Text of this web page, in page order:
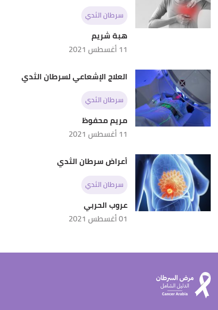
سرطان الثدي
هبة شريم
11 أغسطس 2021
العلاج الإشعاعي لسرطان الثدي
سرطان الثدي
مريم محفوظ
11 أغسطس 2021
أعراض سرطان الثدي
سرطان الثدي
عروب الحربي
01 أغسطس 2021